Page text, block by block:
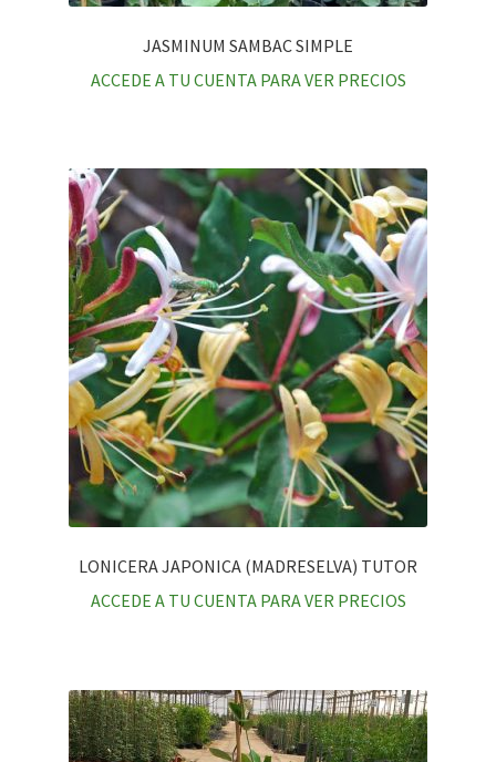
JASMINUM SAMBAC SIMPLE
ACCEDE A TU CUENTA PARA VER PRECIOS
LONICERA JAPONICA (MADRESELVA) TUTOR
ACCEDE A TU CUENTA PARA VER PRECIOS